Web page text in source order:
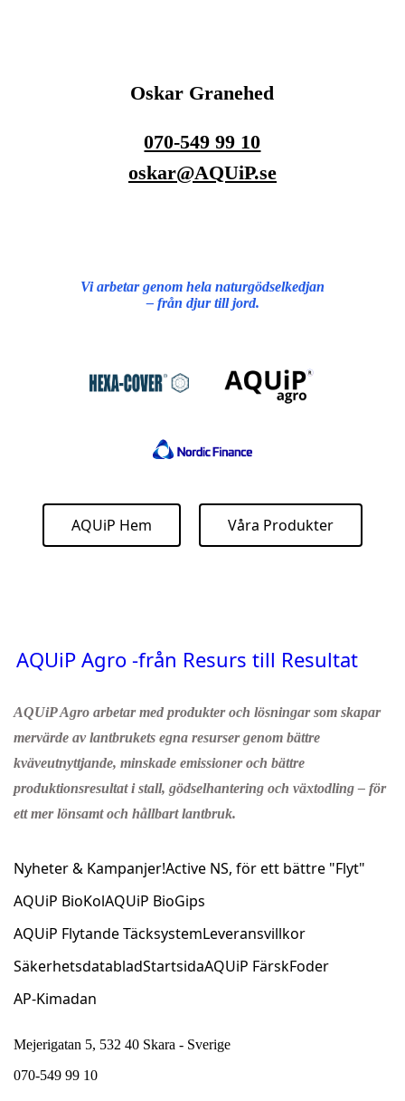
Oskar Granehed
070-549 99 10
oskar@AQUiP.se
Vi arbetar genom hela naturgödselkedjan
– från djur till jord.
AQUiP Hem Våra Produkter
AQUiP Agro -från Resurs till Resultat
AQUiP Agro arbetar med produkter och lösningar som skapar
mervärde av lantbrukets egna resurser genom bättre
kväveutnyttjande, minskade emissioner och bättre
produktionsresultat i stall, gödselhantering och växtodling – för
ett mer lönsamt och hållbart lantbruk.
Nyheter & Kampanjer!Active NS, för ett bättre "Flyt"
AQUiP BioKolAQUiP BioGips
AQUiP Flytande TäcksystemLeveransvillkor
SäkerhetsdatabladStartsidaAQUiP FärskFoder
AP-Kimadan
Mejerigatan 5, 532 40 Skara - Sverige
070-549 99 10